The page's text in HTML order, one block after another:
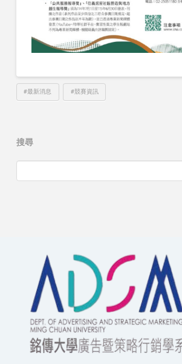
#最新消息 #競賽資訊
搜尋